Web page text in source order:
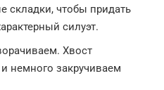
складки, чтобы придать
силуэт.
Хвост
немного закручиваем